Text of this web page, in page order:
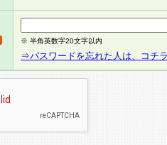
※ 半角英数字20文字以内
⇒パスワードを忘れた人は、コチ